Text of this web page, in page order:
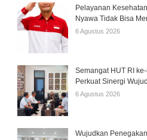
Pelayanan
Nyawa Tidak Bisa
6 Agustus 2026
Semangat HUT RI
Perkuat Sinergi
6 Agustus 2026
Wujudkan